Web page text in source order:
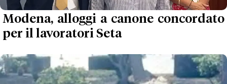
Modena, alloggi a canone concordato
per il lavoratori Seta